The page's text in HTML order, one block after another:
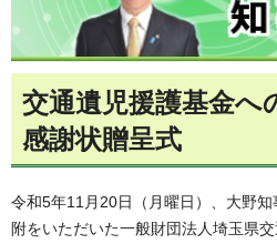
交通遺児援護基金へ
感謝状贈呈式
令和5年11月20日（月曜日）、大野
附をいただいた一般財団法人埼玉県